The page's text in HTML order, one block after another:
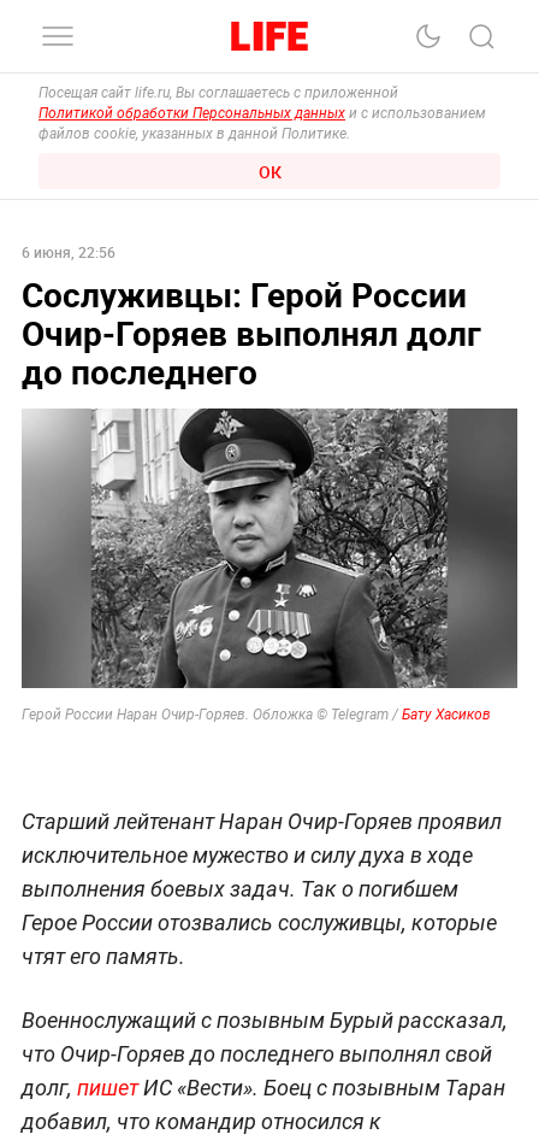
Посещая сайт life.ru, Вы соглашаетесь с приложенной
Политикой обработки Персональных данных и с использованием
файлов cookie, указанных в данной Политике.
ОК
6 июня, 22:56
Сослуживцы: Герой России
Очир-Горяев выполнял долг
до последнего
Герой России Наран Очир-Горяев. Обложка © Telegram / Бату Хасиков
Старший лейтенант Наран Очир-Горяев проявил
исключительное мужество и силу духа в ходе
выполнения боевых задач. Так о погибшем
Герое России отозвались сослуживцы, которые
чтят его память.
Военнослужащий с позывным Бурый рассказал,
что Очир-Горяев до последнего выполнял свой
долг, пишетИС «Вести». Боец с позывным Таран
добавил, что командир относился к